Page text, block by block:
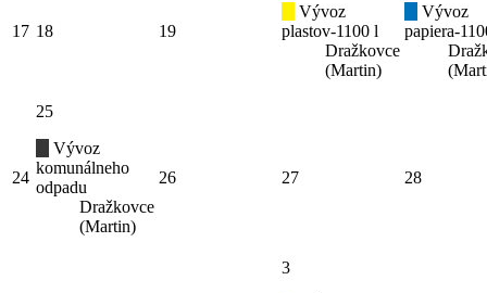
17 18 19
Vývoz
plastov-1100 l
Dražkovce
(Martin)
Vývoz
papiera-
24
25
Vývoz
komunálneho
odpadu
Dražkovce
(Martin)
26 27 28
3